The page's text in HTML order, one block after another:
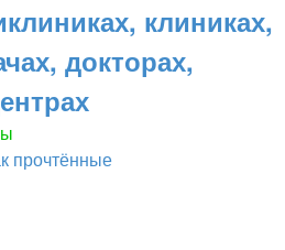
клиниках,
докторах,
прочтённые